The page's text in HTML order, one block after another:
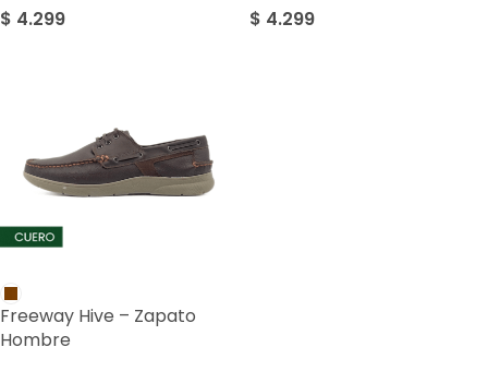
$ 4.299
$ 4.299
Freeway Hive – Zapato
Hombre